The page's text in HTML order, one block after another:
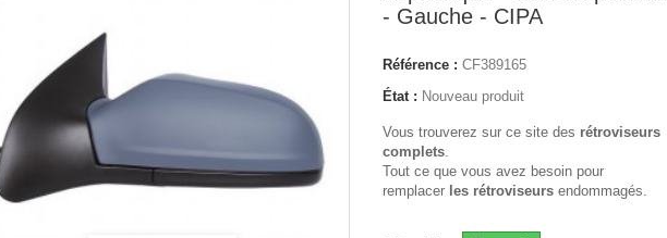
- Gauche - CIPA
Référence : CF389165
État : Nouveau produit
Vous trouverez sur ce site des rétroviseurs
complets.
Tout ce que vous avez besoin pour
remplacer les rétroviseurs endommagés.